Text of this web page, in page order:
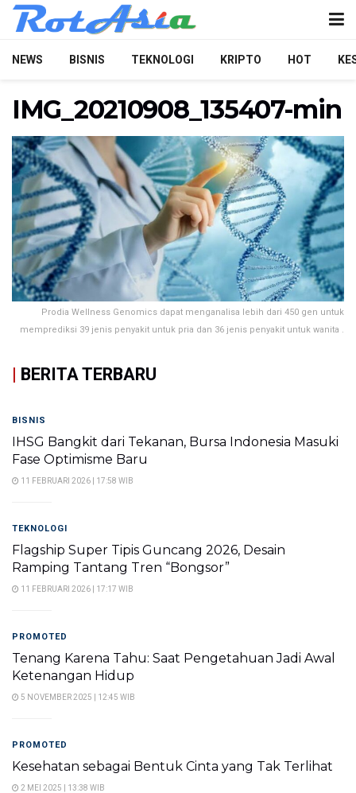
NEWS BISNIS TEKNOLOGI KRIPTO HOT
IMG_20210908_135407-min
Prodia Wellness Genomics dapat menganalisa lebih dari 450 gen untuk
memprediksi 39 jenis penyakit untuk pria dan 36 jenis penyakit untuk wanita .
| BERITA TERBARU
BISNIS
IHSG Bangkit dari Tekanan, Bursa Indonesia Masuki
Fase Optimisme Baru
11 FEBRUARI 2026 | 17:58 WIB
TEKNOLOGI
Flagship Super Tipis Guncang 2026, Desain
Ramping Tantang Tren “Bongsor”
11 FEBRUARI 2026 | 17:17 WIB
PROMOTED
Tenang Karena Tahu: Saat Pengetahuan Jadi Awal
Ketenangan Hidup
5 NOVEMBER 2025 | 12:45 WIB
PROMOTED
Kesehatan sebagai Bentuk Cinta yang Tak Terlihat
2 MEI 2025 | 13:38 WIB